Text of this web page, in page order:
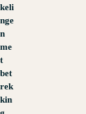
keli
nge
n
me
t
bet
rek
kin